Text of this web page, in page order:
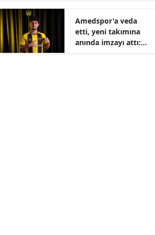
Amedspor'a veda
etti, yeni takımına
anında imzayı attı: